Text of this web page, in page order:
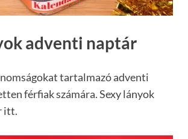
adventi naptár
tartalmazó adventi
férfiak számára. Sexy lányok
itt.